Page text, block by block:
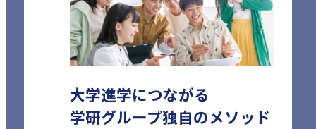
大学進学につながる
学研グループ独自のメソッド